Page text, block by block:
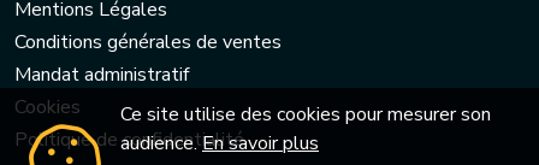
Mentions Légales
Conditions générales de ventes
Mandat administratif
Cookies
Politique de confidentialité
Ce site utilise des cookies pour mesurer son
audience.En savoir plus